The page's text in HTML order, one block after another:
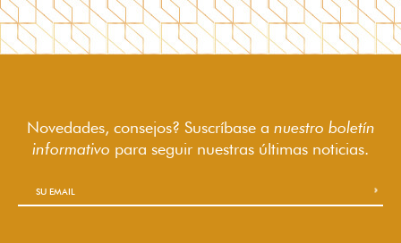
Novedades, consejos? Suscríbase a nuestro boletín
informativo para seguir nuestras últimas noticias.